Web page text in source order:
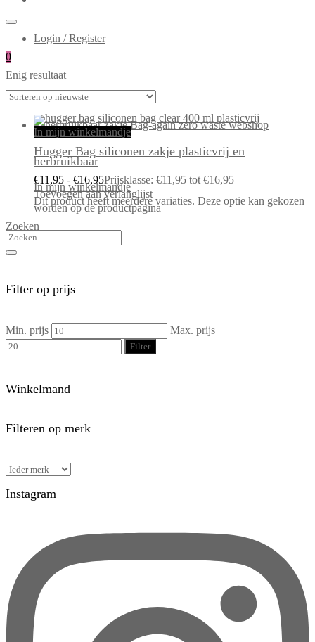
Login / Register
0
Enig resultaat
In mijn winkelmandje
Hugger Bag siliconen zakje plasticvrij en
herbruikbaar
€11,95 - €16,95Prijsklasse: €11,95 tot €16,95
In mijn winkelmandje
Toevoegen aan verlanglijst
Dit product heeft meerdere variaties. Deze optie kan gekozen
worden op de productpagina
Zoeken
Filter op prijs
Min. prijs Max. prijs
Filter
Winkelmand
Filteren op merk
Instagram